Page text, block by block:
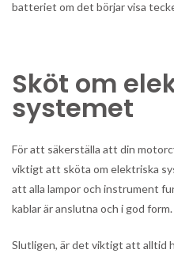
batteriet om det börjar visa
Sköt om
systemet
För att säkerställa att din
viktigt att sköta om elektriska
att alla lampor och instrument
kablar är anslutna och i god form.
Slutligen, är det viktigt att alltid